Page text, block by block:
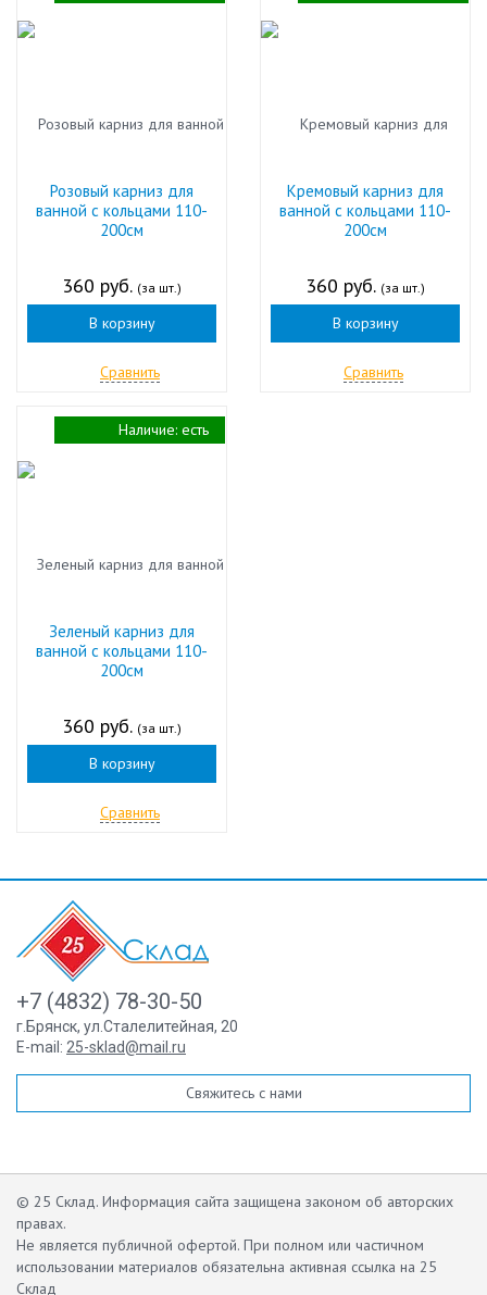
Розовый карниз для
ванной с кольцами 110-
200см
360 руб. (за шт.)
В корзину
Сравнить
Кремовый карниз для
ванной с кольцами 110-
200см
360 руб. (за шт.)
В корзину
Сравнить
Зеленый карниз для
ванной с кольцами 110-
200см
360 руб. (за шт.)
В корзину
Сравнить
Наличие: есть
+7 (4832) 78-30-50
г.Брянск, ул.Сталелитейная, 20
E-mail: 25-sklad@mail.ru
Свяжитесь с нами
© 25 Склад. Информация сайта защищена законом об авторских
правах.
Не является публичной офертой. При полном или частичном
использовании материалов обязательна активная ссылка на 25
Склад